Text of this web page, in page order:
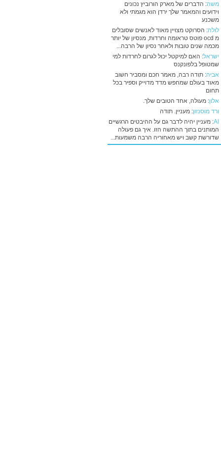
משה: הדברים של מארק הורוביץ נכונים
וידועים והמאמר שלך ירדן הוא מגמתי ולא
משכנע
לולה: הסרוקט מצויין מאוד לאנשים שסובלים
מ ocd פוטס טראומה וחרדות, מנסיון של יותר
מכמה שנים טובות ולאחר נסיון של הרבה...
ישראל: האם למיקטל יכול לגרום לחרדות למי
שמטופל בלפונקנס
אביה: תודה רבה, מאמר חכם ומסביר חשוב
מאוד בעולם שמחפש מדד מדוייק וספיר בכל
תחום
אלון: מעולה, אחד הטובים שלך.
ורד מוסנזון: מעניין. תודה
Al: מעניין יהיה לדבר גם על ההיבטים הרגשיים
המותנים בתוך ההתשה הזו. איך גם פעולה
שדורשת קשב ויש מאחוריה הרבה משמעות...